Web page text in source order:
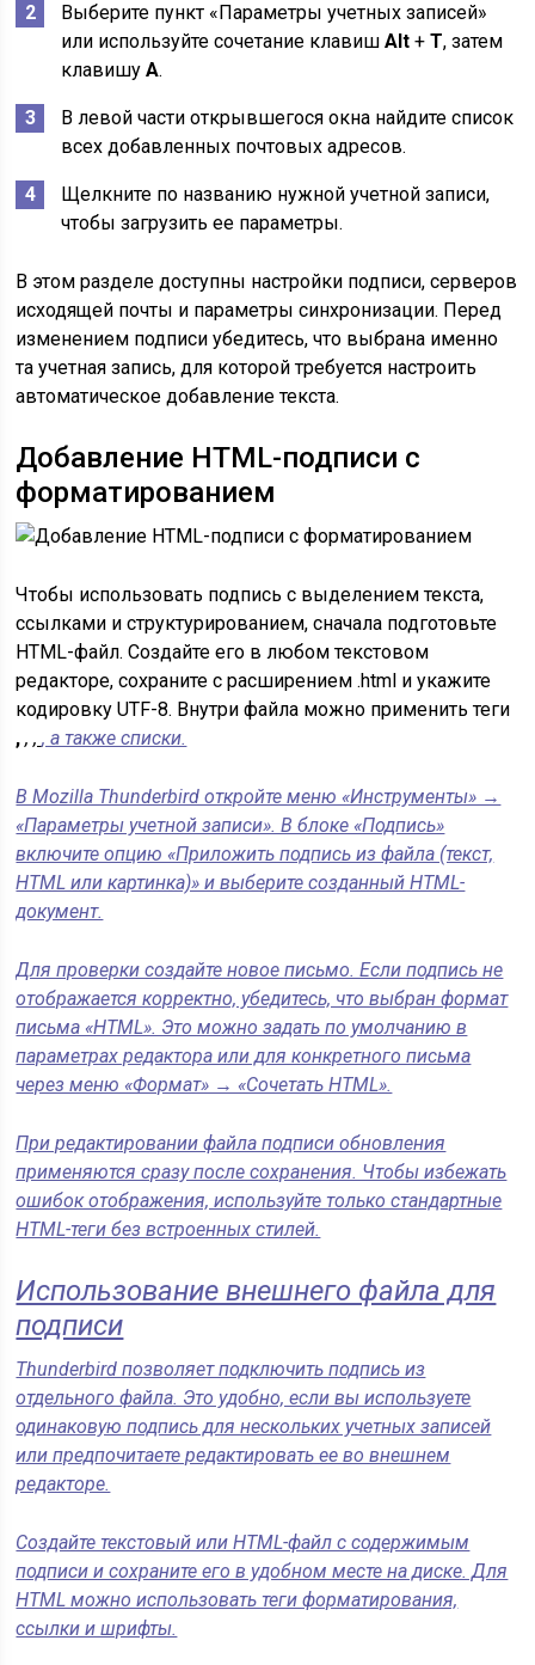
Выберите пункт «Параметры учетных записей»
или используйте сочетание клавишAlt +T, затем
клавишуA.
В левой части открывшегося окна найдите список
всех добавленных почтовых адресов.
Щелкните по названию нужной учетной записи,
чтобы загрузить ее параметры.
В этом разделе доступны настройки подписи, серверов
исходящей почты и параметры синхронизации. Перед
изменением подписи убедитесь, что выбрана именно
та учетная запись, для которой требуется настроить
автоматическое добавление текста.
Добавление HTML-подписи с
форматированием
Чтобы использовать подпись с выделением текста,
ссылками и структурированием, сначала подготовьте
HTML-файл. Создайте его в любом текстовом
редакторе, сохраните с расширением .html и укажите
кодировку UTF-8. Внутри файла можно применить теги
,,,, а также списки.
В Mozilla Thunderbird откройте меню «Инструменты» →
«Параметры учетной записи». В блоке «Подпись»
включите опцию «Приложить подпись из файла (текст,
HTML или картинка)» и выберите созданный HTML-
документ.
Для проверки создайте новое письмо. Если подпись не
отображается корректно, убедитесь, что выбран формат
письма «HTML». Это можно задать по умолчанию в
параметрах редактора или для конкретного письма
через меню «Формат» → «Сочетать HTML».
При редактировании файла подписи обновления
применяются сразу после сохранения. Чтобы избежать
ошибок отображения, используйте только стандартные
HTML-теги без встроенных стилей.
Использование внешнего файла для
подписи
Thunderbird позволяет подключить подпись из
отдельного файла. Это удобно, если вы используете
одинаковую подпись для нескольких учетных записей
или предпочитаете редактировать ее во внешнем
редакторе.
Создайте текстовый или HTML-файл с содержимым
подписи и сохраните его в удобном месте на диске. Для
HTML можно использовать теги форматирования,
ссылки и шрифты.